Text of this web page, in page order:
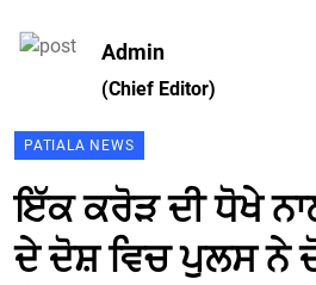
Admin
(Chief Editor)
PATIALA NEWS
ਇੱਕ ਕਰੋੜ ਦੀ ਧੋਖੇ
ਦੇ ਦੋਸ਼ ਵਿਚ ਪੁਲਸ ਨੇ